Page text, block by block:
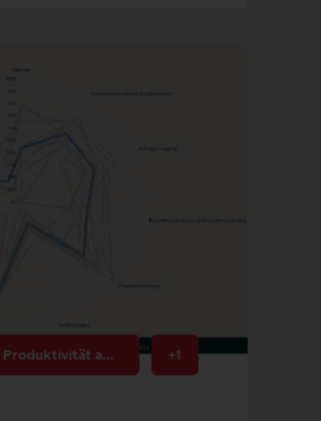
Produktivität am Bau +1